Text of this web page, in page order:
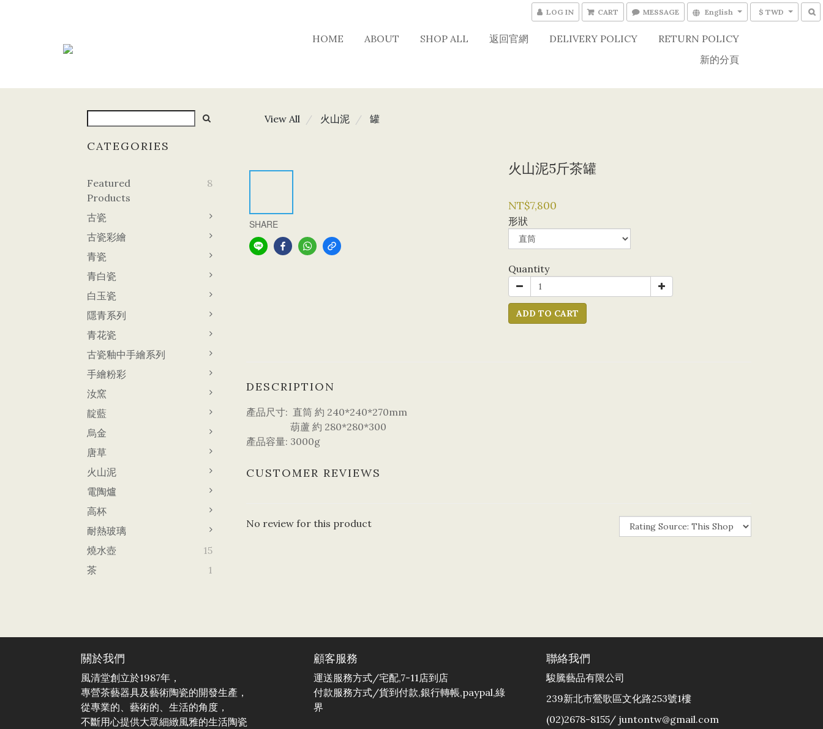
LOG IN CART MESSAGE English $ TWD
HOME ABOUT SHOP ALL 返回官網 DELIVERY POLICY
RETURN POLICY
新的分頁
CATEGORIES
Featured
Products
8
古瓷
古瓷彩繪
青瓷
青白瓷
白玉瓷
隱青系列
青花瓷
古瓷釉中手繪系列
手繪粉彩
汝窯
靛藍
烏金
唐草
火山泥
電陶爐
高杯
耐熱玻璃
燒水壺
15
茶
1
View All 火山泥 罐
SHARE
火山泥5斤茶罐
NT$7,800
形狀
Quantity
ADD TO CART
DESCRIPTION
產品尺寸: 直筒 約 240*240*270mm
葫蘆 約 280*280*300
產品容量: 3000g
CUSTOMER REVIEWS
No review for this product
關於我們
風清堂創立於1987年，
專營茶藝器具及藝術陶瓷的開發生產，
從專業的、藝術的、生活的角度，
不斷用心提供大眾細緻風雅的生活陶瓷
顧客服務
運送服務方式/宅配,7-11店到店
付款服務方式/貨到付款,銀行轉帳,paypal,綠
界
聯絡我們
駿騰藝品有限公司
239新北市鶯歌區文化路253號1樓
(02)2678-8155/ juntontw@gmail.com